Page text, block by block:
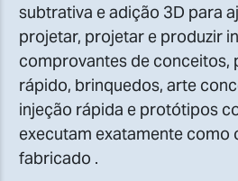
subtrativa e adição 3D para
projetar, projetar e produzir
comprovantes de conceitos,
rápido, brinquedos, arte
injeção rápida e protótipos
executam exatamente como
fabricado .